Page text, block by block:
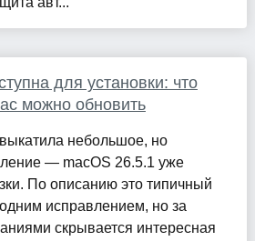
для установки: что
можно обновить
небольшое, но
— macOS 26.5.1 уже
По описанию это типичный
исправлением, но за
скрывается интересная